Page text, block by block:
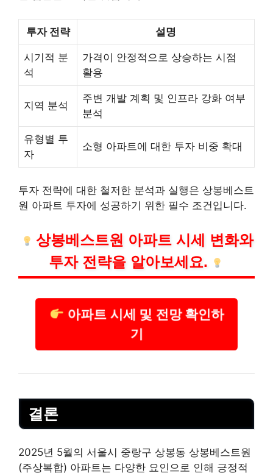
투자 전략 설명
시기적 분
석
가격이 안정적으로 상승하는 시점
활용
지역 분석
주변 개발 계획 및 인프라 강화 여부
분석
유형별 투
자
소형 아파트에 대한 투자 비중 확대
투자 전략에 대한 철저한 분석과 실행은 상봉베스트
원 아파트 투자에 성공하기 위한 필수 조건입니다.
상봉베스트원 아파트 시세 변화와
투자 전략을 알아보세요.
아파트 시세 및 전망 확인하
기
결론
2025년 5월의 서울시 중랑구 상봉동 상봉베스트원
(주상복합) 아파트는 다양한 요인으로 인해 긍정적